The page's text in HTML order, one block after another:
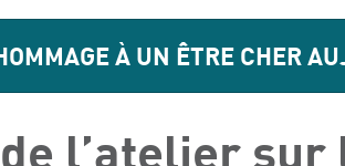
À UN ÊTRE CHER
l’atelier sur